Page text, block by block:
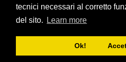
tecnici necessari al corretto
del sito.
Learn more
Ok!
Copyright @ 2003-2026 Dream Entertainment